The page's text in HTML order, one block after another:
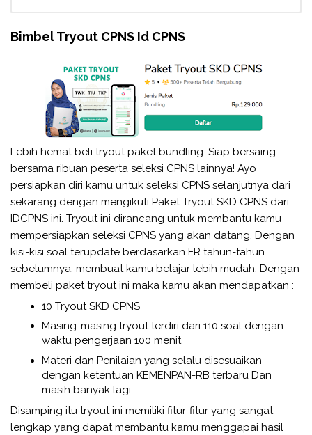
Bimbel Tryout CPNS Id CPNS
Lebih hemat beli tryout paket bundling. Siap bersaing
bersama ribuan peserta seleksi CPNS lainnya! Ayo
persiapkan diri kamu untuk seleksi CPNS selanjutnya dari
sekarang dengan mengikuti Paket Tryout SKD CPNS dari
IDCPNS ini. Tryout ini dirancang untuk membantu kamu
mempersiapkan seleksi CPNS yang akan datang. Dengan
kisi-kisi soal terupdate berdasarkan FR tahun-tahun
sebelumnya, membuat kamu belajar lebih mudah. Dengan
membeli paket tryout ini maka kamu akan mendapatkan :
10 Tryout SKD CPNS
Masing-masing tryout terdiri dari 110 soal dengan
waktu pengerjaan 100 menit
Materi dan Penilaian yang selalu disesuaikan
dengan ketentuan KEMENPAN-RB terbaru Dan
masih banyak lagi
Disamping itu tryout ini memiliki fitur-fitur yang sangat
lengkap yang dapat membantu kamu menggapai hasil